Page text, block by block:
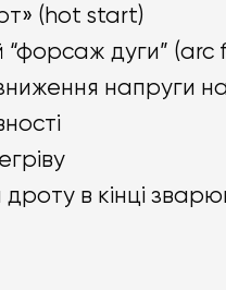
(hot start)
“форсаж дуги” (arc
напруги
в кінці